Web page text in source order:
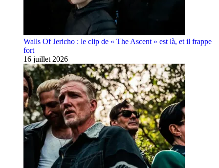
Walls Of Jericho : le clip de « The Ascent » est là, et il frappe
fort
16 juillet 2026